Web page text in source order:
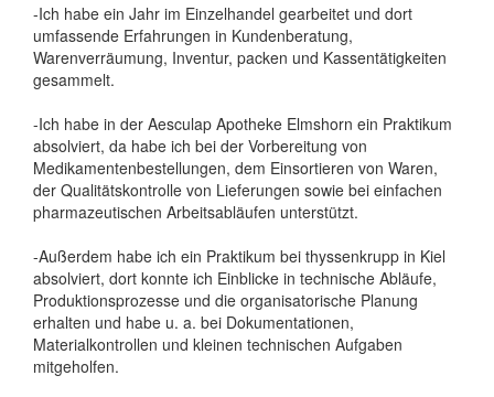
-Ich habe ein Jahr im Einzelhandel gearbeitet und dort
umfassende Erfahrungen in Kundenberatung,
Warenverräumung, Inventur, packen und Kassentätigkeiten
gesammelt.
-Ich habe in der Aesculap Apotheke Elmshorn ein Praktikum
absolviert, da habe ich bei der Vorbereitung von
Medikamentenbestellungen, dem Einsortieren von Waren,
der Qualitätskontrolle von Lieferungen sowie bei einfachen
pharmazeutischen Arbeitsabläufen unterstützt.
-Außerdem habe ich ein Praktikum bei thyssenkrupp in Kiel
absolviert, dort konnte ich Einblicke in technische Abläufe,
Produktionsprozesse und die organisatorische Planung
erhalten und habe u. a. bei Dokumentationen,
Materialkontrollen und kleinen technischen Aufgaben
mitgeholfen.